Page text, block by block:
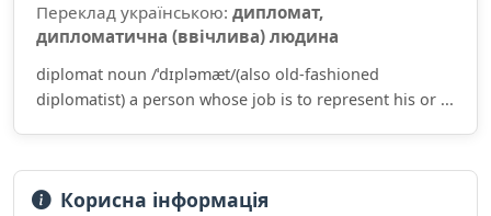
Переклад українською: дипломат,
дипломатична (ввічлива) людина
diplomat noun /ˈdɪpləmæt/(also old-fashioned
diplomatist) a person whose job is to represent his or ...
Корисна інформація